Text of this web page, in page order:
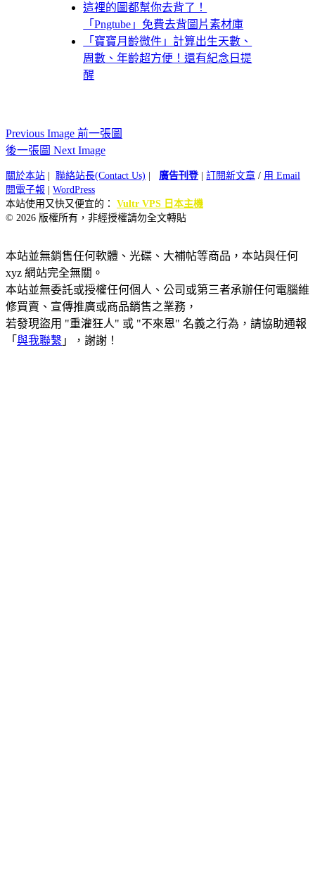
這裡的圖都幫你去背了！
「Pngtube」免費去背圖片素材庫
「寶寶月齡微件」計算出生天數、
周數、年齡超方便！還有紀念日提
醒
Previous Image 前一張圖
後一張圖 Next Image
關於本站 聯絡站長(Contact Us) 廣告刊登| 訂閱新文章 / 用 Email
閱電子報
WordPress
本站使用又快又便宜的： Vultr VPS 日本主機
© 2026 版權所有，非經授權請勿全文轉貼
本站並無銷售任何軟體、光碟、大補帖等商品，本站與任何
xyz 網站完全無關。
本站並無委託或授權任何個人、公司或第三者承辦任何電腦維
修買賣、宣傳推廣或商品銷售之業務，
若發現盜用 "重灌狂人" 或 "不來恩" 名義之行為，請協助通報
「 與我聯繫 」，謝謝！